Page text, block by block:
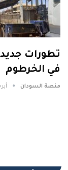
تطورات
في الخرطوم
منصة السودان أبريل